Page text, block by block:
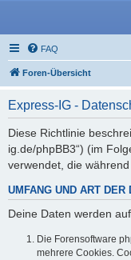
FAQ
Foren-Übersicht
Express-IG -
Diese Richtlinie
ig.de/phpBB3“) (im
verwendet, die
UMFANG UND ART DER
Deine Daten werden
Die Forensoftware
mehrere Cookies.